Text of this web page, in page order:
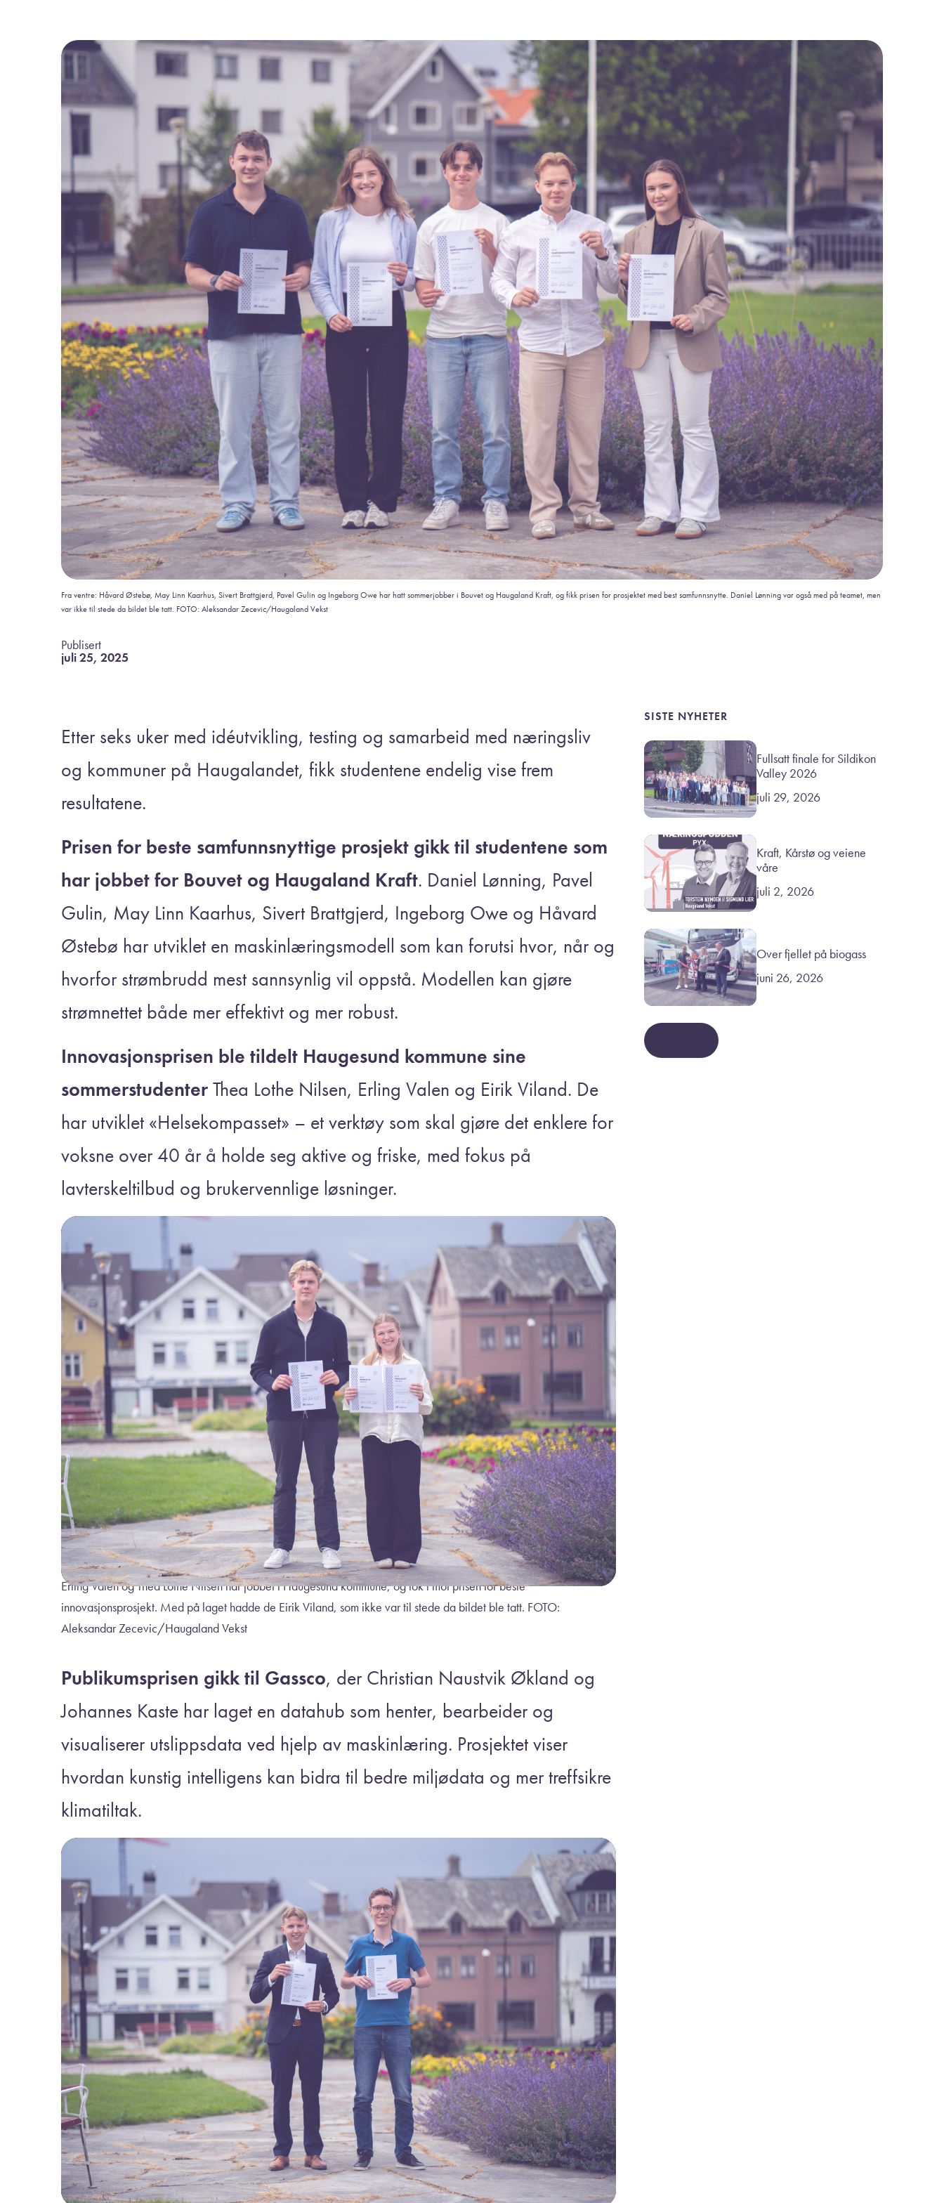
Fra ventre: Håvard Østebø, May Linn Kaarhus, Sivert Brattgjerd, Pavel Gulin og Ingeborg Owe har hatt sommerjobber i Bouvet og Haugaland Kraft, og fikk prisen for prosjektet med best samfunnsnytte. Daniel Lønning var også med på teamet, men
var ikke til stede da bildet ble tatt. FOTO: Aleksandar Zecevic/Haugaland Vekst
Publisert
juli 25, 2025
Etter seks uker med idéutvikling, testing og samarbeid med næringsliv
og kommuner på Haugalandet, fikk studentene endelig vise frem
resultatene.
Prisen for beste samfunnsnyttige prosjekt gikk til studentene som
har jobbet for Bouvet og Haugaland Kraft. Daniel Lønning, Pavel
Gulin, May Linn Kaarhus, Sivert Brattgjerd, Ingeborg Owe og Håvard
Østebø har utviklet en maskinlæringsmodell som kan forutsi hvor, når og
hvorfor strømbrudd mest sannsynlig vil oppstå. Modellen kan gjøre
strømnettet både mer effektivt og mer robust.
Innovasjonsprisen ble tildelt Haugesund kommune sine
sommerstudenter Thea Lothe Nilsen, Erling Valen og Eirik Viland. De
har utviklet «Helsekompasset» – et verktøy som skal gjøre det enklere for
voksne over 40 år å holde seg aktive og friske, med fokus på
lavterskeltilbud og brukervennlige løsninger.
Erling Valen og Thea Lothe Nilsen har jobbet i Haugesund kommune, og tok i mot prisen for beste
innovasjonsprosjekt. Med på laget hadde de Eirik Viland, som ikke var til stede da bildet ble tatt. FOTO:
Aleksandar Zecevic/Haugaland Vekst
Publikumsprisen gikk til Gassco, der Christian Naustvik Økland og
Johannes Kaste har laget en datahub som henter, bearbeider og
visualiserer utslippsdata ved hjelp av maskinlæring. Prosjektet viser
hvordan kunstig intelligens kan bidra til bedre miljødata og mer treffsikre
klimatiltak.
SISTE NYHETER
Fullsatt finale for Sildikon
Valley 2026
juli 29, 2026
Kraft, Kårstø og veiene
våre
juli 2, 2026
Over fjellet på biogass
juni 26, 2026